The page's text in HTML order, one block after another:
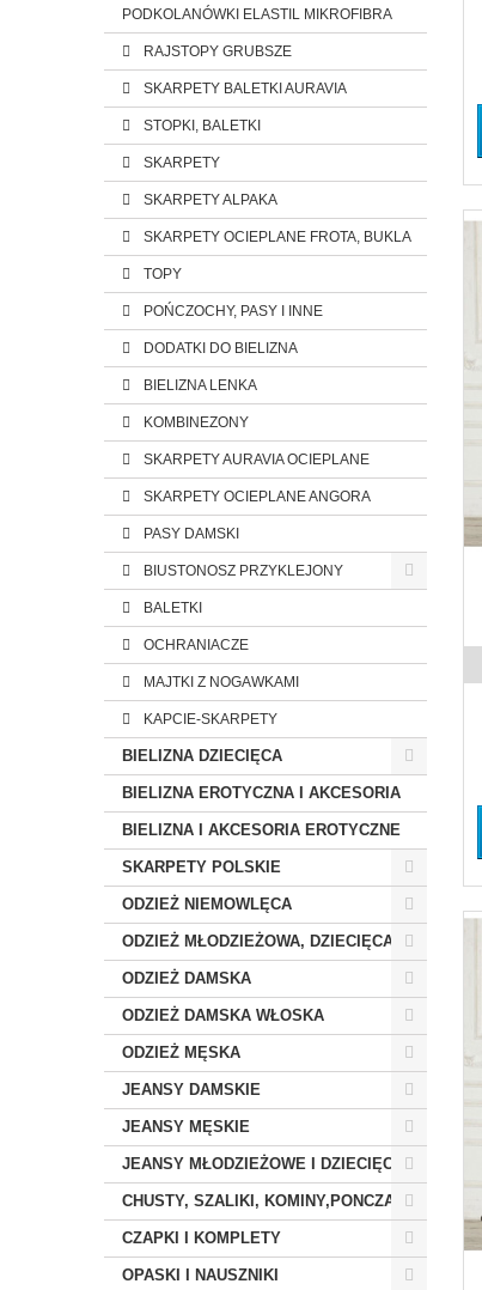
PODKOLANÓWKI ELASTIL MIKROFIBRA
RAJSTOPY GRUBSZE
SKARPETY BALETKI AURAVIA
STOPKI, BALETKI
SKARPETY
SKARPETY ALPAKA
SKARPETY OCIEPLANE FROTA, BUKLA
TOPY
POŃCZOCHY, PASY I INNE
DODATKI DO BIELIZNA
BIELIZNA LENKA
KOMBINEZONY
SKARPETY AURAVIA OCIEPLANE
SKARPETY OCIEPLANE ANGORA
PASY DAMSKI
BIUSTONOSZ PRZYKLEJONY
BALETKI
OCHRANIACZE
MAJTKI Z NOGAWKAMI
KAPCIE-SKARPETY
BIELIZNA DZIECIĘCA
BIELIZNA EROTYCZNA I AKCESORIA
BIELIZNA I AKCESORIA EROTYCZNE
SKARPETY POLSKIE
ODZIEŻ NIEMOWLĘCA
ODZIEŻ MŁODZIEŻOWA, DZIECIĘCA
ODZIEŻ DAMSKA
ODZIEŻ DAMSKA WŁOSKA
ODZIEŻ MĘSKA
JEANSY DAMSKIE
JEANSY MĘSKIE
JEANSY MŁODZIEŻOWE I DZIECIĘCE
CHUSTY, SZALIKI, KOMINY,PONCZA
CZAPKI I KOMPLETY
OPASKI I NAUSZNIKI